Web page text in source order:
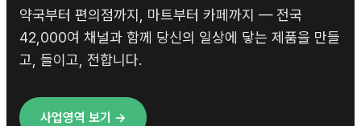
약국부터 편의점까지, 마트부터 카페까지 — 전국
42,000여 채널과 함께 당신의 일상에 닿는 제품을 만들
고, 들이고, 전합니다.
사업영역 보기 →